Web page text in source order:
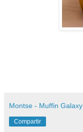
Montse - Muffin Galaxy
Compartir